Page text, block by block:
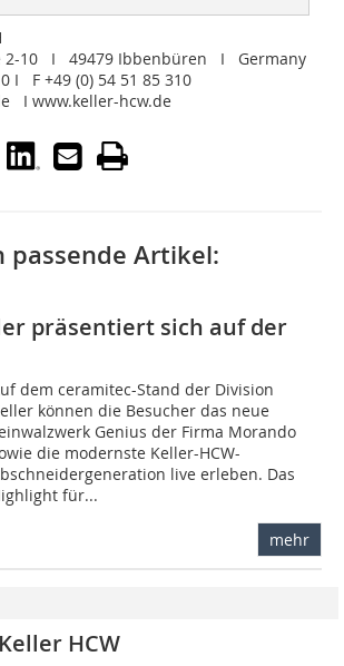
2-10 I 49479 Ibbenbüren I Germany
I F +49 (0) 54 51 85 310
I www.keller-hcw.de
passende Artikel:
präsentiert sich auf der
dem ceramitec-Stand der Division
können die Besucher das neue
Genius der Firma Morando
die modernste Keller-HCW-
live erleben. Das
für...
mehr
HCW